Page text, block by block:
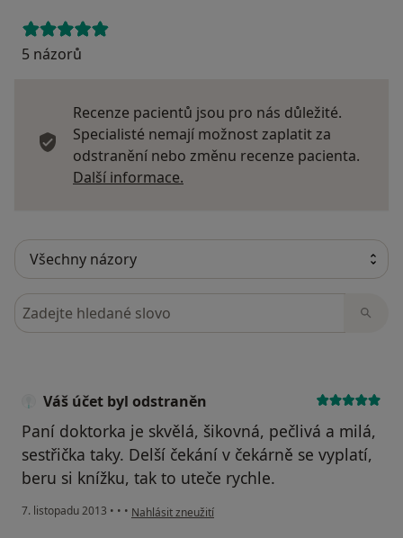
5 názorů
Recenze pacientů jsou pro nás důležité.
Specialisté nemají možnost zaplatit za
odstranění nebo změnu recenze pacienta.
Další informace.
Hledejte v názorech
Váš účet byl odstraněn
Paní doktorka je skvělá, šikovná, pečlivá a milá,
sestřička taky. Delší čekání v čekárně se vyplatí,
beru si knížku, tak to uteče rychle.
7. listopadu 2013 • • • podle názoru uživatele Váš účet byl odstraněn
Nahlásit zneužití